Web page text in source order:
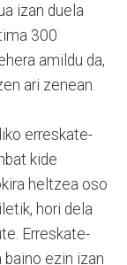
izan duela
300
amildu da,
ari zenean.
erreskate-
kide
heltzea oso
hori dela
Erreskate-
ezin izan